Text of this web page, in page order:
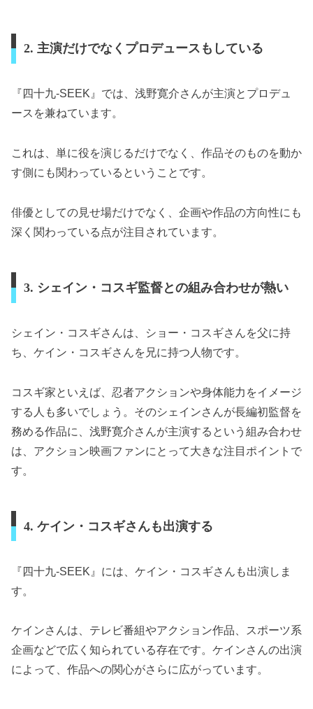
2. 主演だけでなくプロデュースもしている
『四十九-SEEK』では、浅野寛介さんが主演とプロデュ
ースを兼ねています。
これは、単に役を演じるだけでなく、作品そのものを動か
す側にも関わっているということです。
俳優としての見せ場だけでなく、企画や作品の方向性にも
深く関わっている点が注目されています。
3. シェイン・コスギ監督との組み合わせが熱い
シェイン・コスギさんは、ショー・コスギさんを父に持
ち、ケイン・コスギさんを兄に持つ人物です。
コスギ家といえば、忍者アクションや身体能力をイメージ
する人も多いでしょう。そのシェインさんが長編初監督を
務める作品に、浅野寛介さんが主演するという組み合わせ
は、アクション映画ファンにとって大きな注目ポイントで
す。
4. ケイン・コスギさんも出演する
『四十九-SEEK』には、ケイン・コスギさんも出演しま
す。
ケインさんは、テレビ番組やアクション作品、スポーツ系
企画などで広く知られている存在です。ケインさんの出演
によって、作品への関心がさらに広がっています。